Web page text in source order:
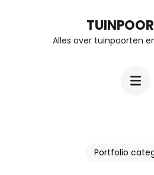
Alles over tuinpoorten
Portfolio